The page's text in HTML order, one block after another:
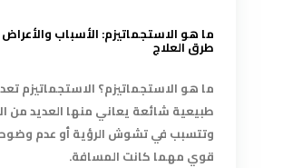
ما هو الاستجماتيزم: الأسباب
طرق العلاج
ما هو الاستجماتيزم؟ الاستجماتيزم
طبيعية شائعة يعاني منها العديد من
وتتسبب في تشوش الرؤية أو عدم
قوي مهما كانت المسافة.